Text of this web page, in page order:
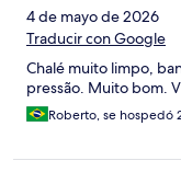
4 de mayo de 2026
Traducir con Google
Chalé muito limpo,
pressão. Muito bom.
Roberto, se hospedó